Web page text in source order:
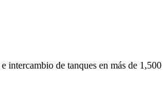
intercambio de tanques en más de 1,500